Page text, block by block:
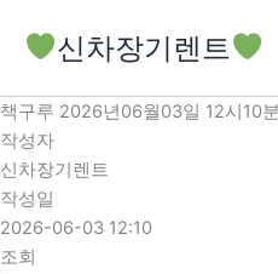
로
건
너
뛰
기
신차장기렌트
책구루 2026년06월03일 12시10
작성자
신차장기렌트
작성일
2026-06-03 12:10
조회